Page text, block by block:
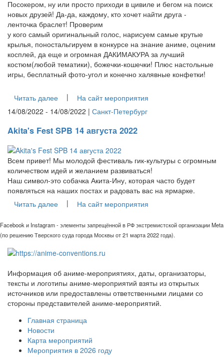
Посокером, ну или просто приходи в цивиле и бегом на поиск
новых друзей! Да-да, каждому, кто хочет найти друга -
ленточка браслет! Проверим
у кого самый оригинальный голос, нарисуем самые крутые
крылья, поностальгируем в конкурсе на знание аниме, оценим
косплей, да еще и огромная ДАКИМАКУРА за лучший
костюм(любой тематики), божечки-кошечки! Плюс настольные
игры, бесплатный фото-угол и конечно халявные конфетки!
Читать далее |
На сайт мероприятия
14/08/2022 - 14/08/2022 | Санкт-Петербург
Akita's Fest SPB 14 августа 2022
Всем привет! Мы молодой фестиваль гик-культуры с огромным
количеством идей и желанием развиваться!
Наш символ-это собачка Акита-Ину, которая часто будет
появляться на наших постах и радовать вас на ярмарке.
Читать далее
| На сайт мероприятия
Facebook и Instagram - элементы запрещённой в РФ экстремистской организации Meta
(по решению Тверского суда города Москвы от 21 марта 2022 года).
Информация об аниме-мероприятиях, даты, организаторы,
тексты и логотипы аниме-мероприятий взяты из открытых
источников или предоставлены ответственными лицами со
стороны представителей аниме-мероприятий.
Главная страница
Новости
Карта мероприятий
Мероприятия в 2026 году